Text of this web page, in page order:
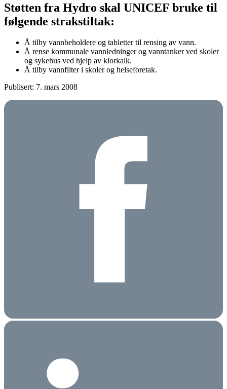
Støtten fra Hydro skal UNICEF bruke til
følgende strakstiltak:
Å tilby vannbeholdere og tabletter til rensing av vann.
Å rense kommunale vannledninger og vanntanker ved skoler
og sykehus ved hjelp av klorkalk.
Å tilby vannfilter i skoler og helseforetak.
Publisert: 7. mars 2008